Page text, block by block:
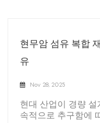
현무암 섬유 복합
유
Nov 28, 2025
현대 산업이 경량 설
속적으로 추구함에